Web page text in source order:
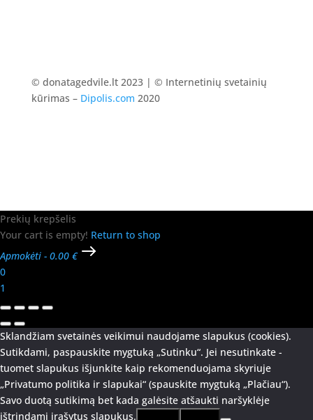
© donatagedvile.lt 2023 | © Internetinių svetainių
kūrimas – Dipolis.com 2020
Prekių krepšelis
Your cart is empty! Return to shop
Apmokėti - 0.00 €
0
1
Sklandžiam svetainės veikimui naudojame slapukus (cookies).
Sutikdami, paspauskite mygtuką „Sutinku“. Jei nesutinkate -
tuomet slapukus išjunkite kaip rekomenduojama skyriuje
„Privatumo politika ir slapukai“ (spauskite mygtuką „Plačiau“).
Savo duotą sutikimą bet kada galėsite atšaukti naršyklėje
ištrindami įrašytus slapukus.